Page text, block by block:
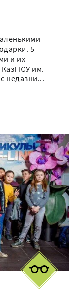
5
и их
КазГЮУ им.
недавни...